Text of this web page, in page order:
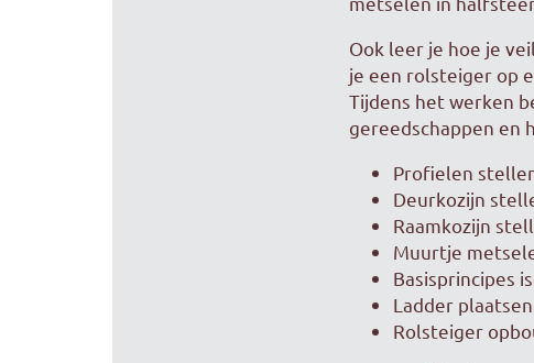
Ook leer je hoe je
je een rolsteiger op
Tijdens het werken
gereedschappen en
Profielen
Deurkozijn
Raamkozijn
Muurtje
Basisprincipes
Ladder plaatsen
Rolsteiger